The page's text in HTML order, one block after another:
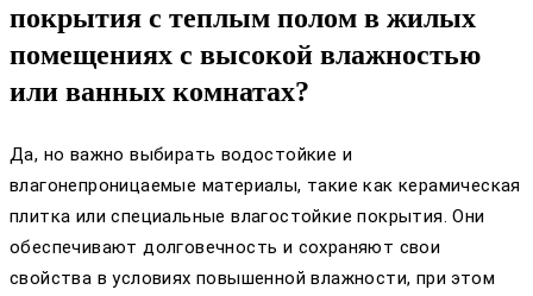
покрытия с теплым полом в жилых
помещениях с высокой влажностью
или ванных комнатах?
Да, но важно выбирать водостойкие и
влагонепроницаемые материалы, такие как керамическая
плитка или специальные влагостойкие покрытия. Они
обеспечивают долговечность и сохраняют свои
свойства в условиях повышенной влажности, при этом